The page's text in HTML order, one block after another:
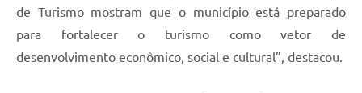
de Turismo mostram que o município está preparado
para fortalecer o turismo como vetor de
desenvolvimento econômico, social e cultural”, destacou.